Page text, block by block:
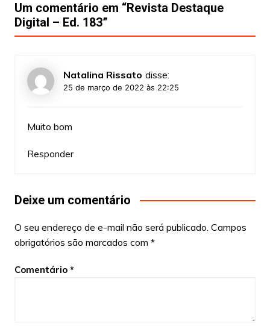
Um comentário em “Revista Destaque
Digital – Ed. 183”
Natalina Rissato disse:
25 de março de 2022 às 22:25
Muito bom
Responder
Deixe um comentário
O seu endereço de e-mail não será publicado. Campos
obrigatórios são marcados com *
Comentário *